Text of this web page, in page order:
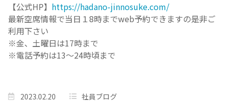
【公式HP】 https://hadano-jinnosuke.com/⁡⁡⁡
最新空席情報で当日１8時までweb予約できますの是非ご
利用下さい
※金、土曜日は17時まで⁡⁡⁡⁡⁡⁡⁡⁡⁡⁡⁡⁡⁡⁡⁡⁡
※電話予約は13〜24時頃まで⁡⁡⁡⁡⁡⁡⁡⁡⁡⁡⁡
2023.02.20 社員ブログ